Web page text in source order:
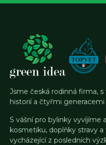
Jsme česká rodinná firma,
historií a čtyřmi generacemi
S vášní pro bylinky vyvíjíme
kosmetiku, doplňky stravy
vycházející z posledních